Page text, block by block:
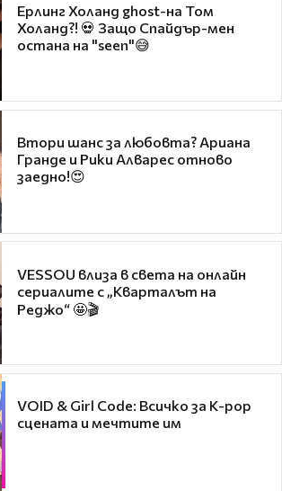
Ерлинг Холанд ghost-на Том
Холанд?! 💀 Защо Спайдър-мен
остана на "seen"😅
Втори шанс за любовта? Ариана
Гранде и Рики Алварес отново
заедно!😍
VESSOU влиза в света на онлайн
сериалите с „Кварталът на
Реджо“ 🤩🎬
VOID & Girl Code: Всичко за K-pop
сцената и мечтите им